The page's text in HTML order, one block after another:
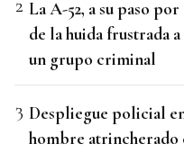
La A-52, a su paso
de la huida frustrada
un grupo criminal
Despliegue policial
hombre atrincherado